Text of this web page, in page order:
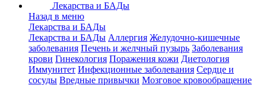
Лекарства и БАДы
Назад в меню
Лекарства и БАДы
Лекарства и БАДы Аллергия Желудочно-кишечные
заболевания Печень и желчный пузырь Заболевания
крови Гинекология Поражения кожи Диетология
Иммунитет Инфекционные заболевания Сердце и
сосуды Вредные привычки Мозговое кровообращение